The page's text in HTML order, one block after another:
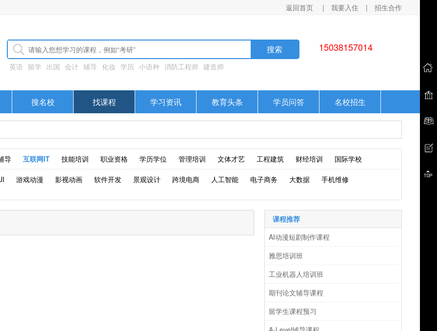
返回首页 | 我要入住 | 招生合作
15038157014
搜索
英语 留学 出国 会计 辅导 化妆 学历 小语种 消防工程师 建造师
搜名校 找课程 学习资讯 教育头条 学员问答 名校招生
导 互联网IT 技能培训 职业资格 学历学位 管理培训 文体才艺 工程建筑 财经培训 国际学校
游戏动漫 影视动画 软件开发 景观设计 跨境电商 人工智能 电子商务 大数据 手机维修
课程推荐
AI动漫短剧制作课程
雅思培训班
工业机器人培训班
期刊论文辅导课程
留学生课程预习